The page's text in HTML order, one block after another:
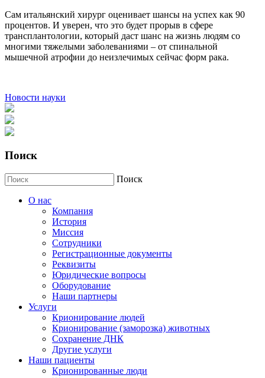
Сам итальянский хирург оценивает шансы на успех как 90
процентов. И уверен, что это будет прорыв в сфере
трансплантологии, который даст шанс на жизнь людям со
многими тяжелыми заболеваниями – от спинальной
мышечной атрофии до неизлечимых сейчас форм рака.
Новости науки
Поиск
Поиск
О нас
Компания
История
Миссия
Сотрудники
Регистрационные документы
Реквизиты
Юридические вопросы
Оборудование
Наши партнеры
Услуги
Крионирование людей
Крионирование (заморозка) животных
Сохранение ДНК
Другие услуги
Наши пациенты
Крионированные люди